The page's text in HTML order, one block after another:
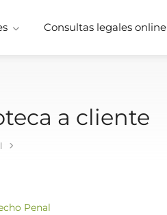
Consultas legales online
a cliente
Penal